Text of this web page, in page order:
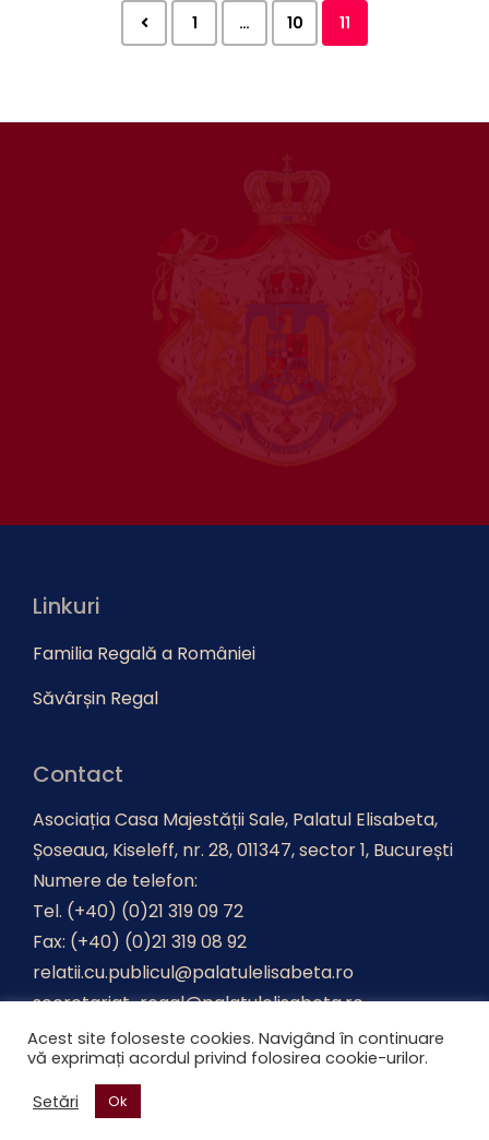
1 … 10 11
Linkuri
Familia Regală a României
Săvârșin Regal
Contact
Asociația Casa Majestății Sale, Palatul Elisabeta,
Șoseaua, Kiseleff, nr. 28, 011347, sector 1, București
Numere de telefon:
Tel. (+40) (0)21 319 09 72
Fax: (+40) (0)21 319 08 92
relatii.cu.publicul@palatulelisabeta.ro
secretariat-regal@palatulelisabeta.ro
Realizat deAdvertica.
Acest site foloseste cookies. Navigând în continuare
vă exprimați acordul privind folosirea cookie-urilor.
Setări
Ok